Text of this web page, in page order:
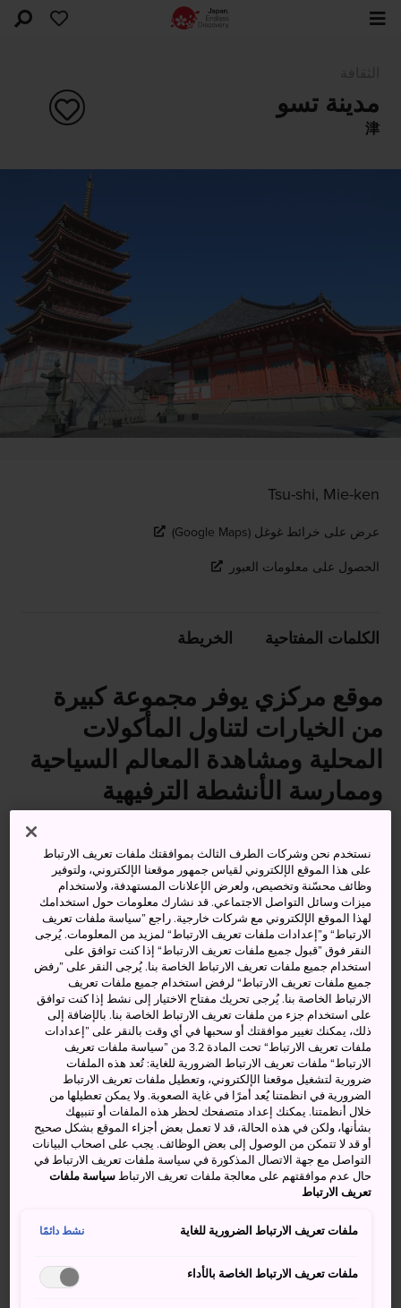
مدينة تسو
津
Tsu-shi, Mie-ken
عرض على خرائط غوغل (Google Maps)
الحصول على معلومات العبور
الكلمات المفتاحية الخريطة
موقع مركزي يوفر مجموعة كبيرة
من الخيارات لتناول المأكولات
المحلية ومشاهدة المعالم السياحية
وممارسة الأنشطة الترفيهية
المنطقة مثلكيوتو أو أوساكا أوناغويا
، لكن إذا حظيت
بفرصة للتعرف على المجموعة الكبيرة والمتنوعة من المعالم
التي يمكنك زيارتها والأنشطة التي يمكنك ممارستها فيمقاطعة
ميه
وما حولها، فلن تتردد كثيرًا قبل أن تقرر البحث عن غرفة
متاحة في أحد فنادق مدينة تسو والتخطيط لزيارتها على الفور.
ونظرًا لتعدد المناطق التي سترغب في زيارتها، ننصحك
بالاستفادة من الأسعار المخفَّضة لأحد أماكن الإقامة هنا لتجنب
عناء تسجيل الوصول والمغادرة من الفنادق المختلفة أثناء
التجول في مناطق مقاطعة ميه.
أنشطة ومعالم رائعة
تناول وجبة شهية من لحم أبقار ماتسوساكا التي تتميز
باحتوائها على عروق مرمرية غنية بالدهون
تصميمه الجميل وغيره من المباني البوذية في معبد
التعرف على "فيل ميه" والكثير من عجائب التاريخ
نستخدم نحن وشركات الطرف الثالث بموافقتك ملفات تعريف الارتباط
على هذا الموقع الإلكتروني لقياس جمهور موقعنا الإلكتروني، ولتوفير
وظائف محسّنة وتخصيص، ولعرض الإعلانات المستهدفة، ولاستخدام
ميزات وسائل التواصل الاجتماعي. قد نشارك معلومات حول استخدامك
لهذا الموقع الإلكتروني مع شركات خارجية. راجع ”سياسة ملفات تعريف
الارتباط“ و”إعدادات ملفات تعريف الارتباط“ لمزيد من المعلومات. يُرجى
النقر فوق ”قبول جميع ملفات تعريف الارتباط“ إذا كنت توافق على
استخدام جميع ملفات تعريف الارتباط الخاصة بنا. يُرجى النقر على ”رفض
جميع ملفات تعريف الارتباط“ لرفض استخدام جميع ملفات تعريف
الارتباط الخاصة بنا. يُرجى تحريك مفتاح الاختيار إلى نشط إذا كنت توافق
على استخدام جزء من ملفات تعريف الارتباط الخاصة بنا. بالإضافة إلى
ذلك، يمكنك تغيير موافقتك أو سحبها في أي وقت بالنقر على ”إعدادات
ملفات تعريف الارتباط“ تحت المادة 3.2 من ”سياسة ملفات تعريف
الارتباط“ ملفات تعريف الارتباط الضرورية للغاية: تُعد هذه الملفات
ضرورية لتشغيل موقعنا الإلكتروني، وتعطيل ملفات تعريف الارتباط
الضرورية في انظمتنا يُعد أمرًا في غاية الصعوبة. ولا يمكن تعطيلها من
خلال أنظمتنا. يمكنك إعداد متصفحك لحظر هذه الملفات أو تنبيهك
بشأنها، ولكن في هذه الحالة، قد لا تعمل بعض أجزاء الموقع بشكل صحيح
أو قد لا تتمكن من الوصول إلى بعض الوظائف. يجب على اصحاب البيانات
التواصل مع جهة الاتصال المذكورة في سياسة ملفات تعريف الارتباط في
حال عدم موافقتهم على معالجة ملفات تعريف الارتباطسياسة ملفات
تعريف الارتباط
ملفات تعريف الارتباط الضرورية للغاية نشط دائمًا
ملفات تعريف الارتباط الخاصة بالأداء